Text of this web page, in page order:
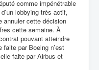
comme impénétrable
lobbying très actif,
annuler cette décision
cette semaine. À
pouvant atteindre
faite par Boeing n’est
faite par Airbus et